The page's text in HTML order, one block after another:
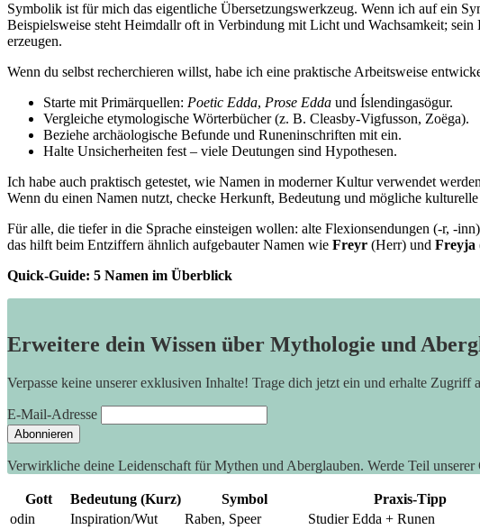
Symbolik ist für mich das eigentliche Übersetzungswerkzeug. Wenn ich auf ein
Beispielsweise ⁣steht Heimdallr oft⁤ in Verbindung mit⁢ Licht​ und ‍Wachsamkeit; sein
erzeugen.
Wenn du ⁣selbst recherchieren willst, habe ich‍ eine praktische‌ Arbeitsweise
Starte mit Primärquellen: Poetic Edda, Prose Edda und Íslendingasögur.
Vergleiche etymologische Wörterbücher⁣ (z. B. Cleasby-Vigfusson, Zoëga).
Beziehe archäologische Befunde und Runeninschriften mit ein.
Halte Unsicherheiten fest – viele Deutungen sind ⁢Hypothesen.
Ich ​habe auch praktisch getestet, wie Namen in ⁢moderner Kultur‌ verwendet
Wenn du ‍einen Namen nutzt, checke Herkunft, Bedeutung und mögliche
Für alle, die tiefer in die ⁤Sprache einsteigen wollen: alte Flexionsendungen (-r, -
das hilft‍ beim Entziffern ähnlich​ aufgebauter Namen wie Freyr (Herr) und Freyja
Quick-Guide: 5⁣ Namen im Überblick
Erweitere dein Wissen über Mythologie und
Verpasse keine unserer exklusiven Inhalte! Trage dich jetzt ein und erhalte Zugriff
E-Mail-Adresse
Verwirkliche deine Leidenschaft für Mythen und Aberglauben. Werde Teil
Gott Bedeutung (Kurz) Symbol
Praxis-Tipp
odin
Inspiration/Wut Raben, Speer
Studier Edda + Runen